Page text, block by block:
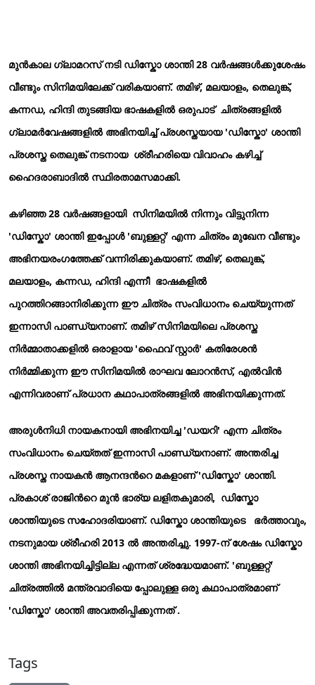
മുന്‍കാല ഗ്ലാമറസ് നടി ഡിസ്കോ ശാന്തി 28 വര്‍ഷങ്ങള്‍ക്കുശേഷം
വീണ്ടും സിനിമയിലേക്ക് വരികയാണ്. തമിഴ്, മലയാളം, തെലുങ്ക്,
കന്നഡ, ഹിന്ദി തുടങ്ങിയ ഭാഷകളില്‍ ഒരുപാട് ചിത്രങ്ങളില്‍
ഗ്ലാമര്‍വേഷങ്ങളില്‍ അഭിനയിച്ച് പ്രശസ്തയായ 'ഡിസ്കോ' ശാന്തി
പ്രശസ്ത തെലുങ്ക് നടനായ ശ്രീഹരിയെ വിവാഹം കഴിച്ച്
ഹൈദരാബാദില്‍ സ്ഥിരതാമസമാക്കി.
കഴിഞ്ഞ 28 വര്‍ഷങ്ങളായി സിനിമയില്‍ നിന്നും വിട്ടുനിന്ന
'ഡിസ്കോ' ശാന്തി ഇപ്പോള്‍ 'ബുള്ളറ്റ്' എന്ന ചിത്രം മുഖേന വീണ്ടും
അഭിനയരംഗത്തേക്ക് വന്നിരിക്കുകയാണ്. തമിഴ്, തെലുങ്ക്,
മലയാളം, കന്നഡ, ഹിന്ദി എന്നീ ഭാഷകളില്‍
പുറത്തിറങ്ങാനിരിക്കുന്ന ഈ ചിത്രം സംവിധാനം ചെയ്യുന്നത്
ഇന്നാസി പാണ്ഡ്യനാണ്. തമിഴ് സിനിമയിലെ പ്രശസ്ത
നിര്‍മ്മാതാക്കളില്‍ ഒരാളായ 'ഫൈവ് സ്റ്റാര്‍' കതിരേശന്‍
നിര്‍മ്മിക്കുന്ന ഈ സിനിമയില്‍ രാഘവ ലോറന്‍സ്, എല്‍വിന്‍
എന്നിവരാണ് പ്രധാന കഥാപാത്രങ്ങളില്‍ അഭിനയിക്കുന്നത്.
അരുള്‍നിധി നായകനായി അഭിനയിച്ച 'ഡയറി' എന്ന ചിത്രം
സംവിധാനം ചെയ്തത് ഇന്നാസി പാണ്ഡ്യനാണ്. അന്തരിച്ച
പ്രശസ്ത നായകന്‍ ആനന്ദന്‍റെ മകളാണ് 'ഡിസ്കോ' ശാന്തി.
പ്രകാശ് രാജിന്‍റെ മുന്‍ ഭാര്യ ലളിതകുമാരി, ഡിസ്കോ
ശാന്തിയുടെ സഹോദരിയാണ്. ഡിസ്കോ ശാന്തിയുടെ ഭര്‍ത്താവും,
നടനുമായ ശ്രീഹരി 2013 ല്‍ അന്തരിച്ചു. 1997-ന് ശേഷം ഡിസ്കോ
ശാന്തി അഭിനയിച്ചിട്ടില്ല എന്നത് ശ്രദ്ധേയമാണ്. 'ബുള്ളറ്റ്'
ചിത്രത്തില്‍ മന്ത്രവാദിയെ പ്പോലുള്ള ഒരു കഥാപാത്രമാണ്
'ഡിസ്കോ' ശാന്തി അവതരിപ്പിക്കുന്നത് .
Tags